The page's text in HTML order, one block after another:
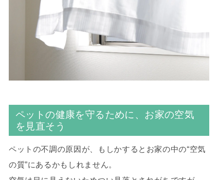
ペットの健康を守るために、お家の空気
を見直そう
ペットの不調の原因が、もしかするとお家の中の“空気
の質”にあるかもしれません。